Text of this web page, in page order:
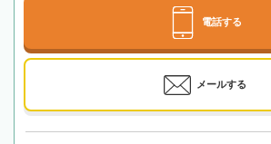
電話する
メールする